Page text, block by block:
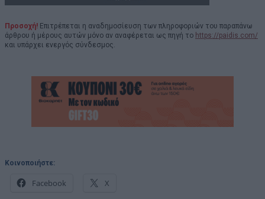
Προσοχή! Επιτρέπεται η αναδημοσίευση των πληροφοριών του παραπάνω
άρθρου ή μέρους αυτών μόνο αν αναφέρεται ως πηγή το https://paidis.com/
και υπάρχει ενεργός σύνδεσμος.
Κοινοποιήστε:
Facebook X